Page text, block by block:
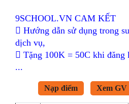
9SCHOOL.VN CAM KẾT
 Hướng dẫn sử dụng trong
dịch vụ,
 Tặng 100K = 50C khi đăng
...
Nạp điểm Xem GV